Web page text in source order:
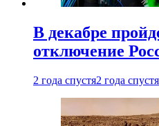
В декабре
отключение
2 года спустя2 года спустя